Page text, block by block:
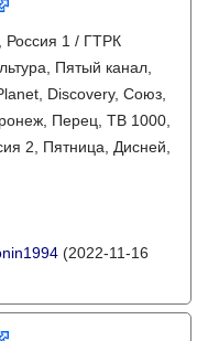
Россия 1 / ГТРК
Пятый канал,
Discovery, Союз,
Перец, ТВ 1000,
2, Пятница, Дисней,
(2022-11-16